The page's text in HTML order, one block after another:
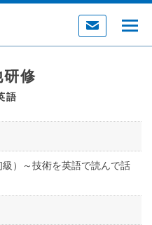
研修
語
）～技術を英語で読んで話